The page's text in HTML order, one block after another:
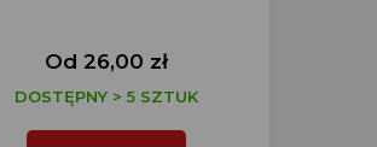
Od 26,00 zł
DOSTĘPNY > 5 SZTUK